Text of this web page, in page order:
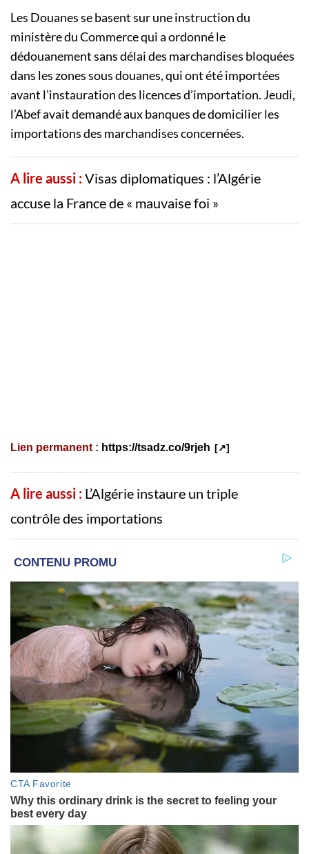
Les Douanes se basent sur une instruction du
ministère du Commerce qui a ordonné le
dédouanement sans délai des marchandises bloquées
dans les zones sous douanes, qui ont été importées
avant l’instauration des licences d’importation. Jeudi,
l’Abef avait demandé aux banques de domicilier les
importations des marchandises concernées.
A lire aussi :Visas diplomatiques : l’Algérie
accuse la France de « mauvaise foi »
Lien permanent : https://tsadz.co/9rjeh
A lire aussi : L’Algérie instaure un triple
contrôle des importations